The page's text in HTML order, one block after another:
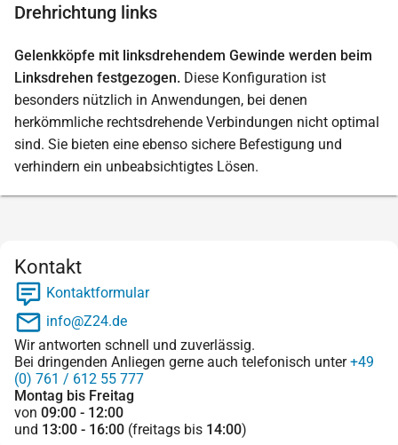
Drehrichtung links
Gelenkköpfe mit linksdrehendem Gewinde werden beim
Linksdrehen festgezogen. Diese Konfiguration ist
besonders nützlich in Anwendungen, bei denen
herkömmliche rechtsdrehende Verbindungen nicht optimal
sind. Sie bieten eine ebenso sichere Befestigung und
verhindern ein unbeabsichtigtes Lösen.
Kontakt
Kontaktformular
info@Z24.de
Wir antworten schnell und zuverlässig.
Bei dringenden Anliegen gerne auch telefonisch unter+49
(0) 761 / 612 55 777
Montag bis Freitag
von 09:00 - 12:00
und 13:00 - 16:00 (freitags bis 14:00)